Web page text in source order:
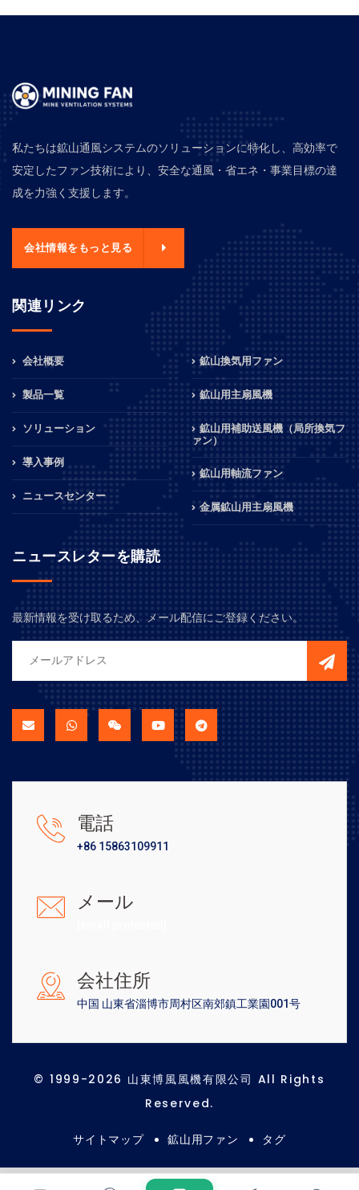
私たちは鉱山通風システムのソリューションに特化し、高効率で
安定したファン技術により、安全な通風・省エネ・事業目標の達
成を力強く支援します。
会社情報をもっと見る
関連リンク
会社概要
製品一覧
ソリューション
導入事例
ニュースセンター
鉱山換気用ファン
鉱山用主扇風機
鉱山用補助送風機（局所換気フ
ァン）
鉱山用軸流ファン
金属鉱山用主扇風機
ニュースレターを購読
最新情報を受け取るため、メール配信にご登録ください。
電話
+86 15863109911
メール
会社住所
中国 山東省淄博市周村区南郊鎮工業園001号
© 1999-2026 山東博風風機有限公司 All Rights
Reserved.
サイトマップ 鉱山用ファン タグ